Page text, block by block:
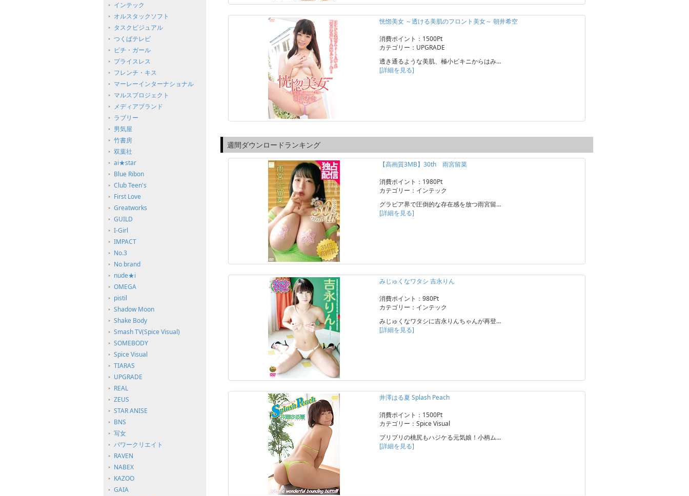
インテック
オルスタックソフト
タスクビジュアル
つくばテレビ
ピチ・ガール
プライスレス
フレンチ・キス
マーレーインターナショナル
マルスプロジェクト
メディアブランド
ラブリー
男気屋
竹書房
双葉社
ai★star
Blue Ribon
Club Teen's
First Love
Greatworks
GUILD
I-Girl
IMPACT
No.3
No brand
nude★i
OMEGA
pistil
Shadow Moon
Shake Body
Smash TV(Spice Visual)
SOMEBODY
Spice Visual
TIARAS
UPGRADE
REAL
ZEUS
STAR ANISE
BNS
写女
パワークリエイト
RAVEN
NABEX
KAZOO
GAIA
恍惚美女 ～透ける美肌のフロント美女～ 朝井希空
消費ポイント：1500Pt
カテゴリー：UPGRADE
透き通るような美肌、極小ビキニからはみ…
[詳細を見る]
週間ダウンロードランキング
【高画質3MB】30th 雨宮留菜
消費ポイント：1980Pt
カテゴリー：インテック
グラビア界で圧倒的な存在感を放つ雨宮留…
[詳細を見る]
みじゅくなワタシ 吉永りん
消費ポイント：980Pt
カテゴリー：インテック
みじゅくなワタシに吉永りんちゃんが再登…
[詳細を見る]
井澤はる夏 Splash Peach
消費ポイント：1500Pt
カテゴリー：Spice Visual
プリプリの桃尻もハジケる元気娘！小柄ム…
[詳細を見る]